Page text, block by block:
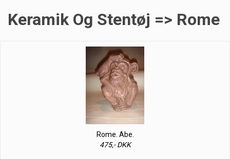
Keramik Og Stentøj => Rome
Rome. Abe.
475,- DKK